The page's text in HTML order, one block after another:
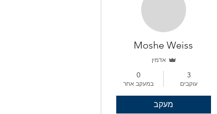
Moshe Weiss
אדמין
3
עוקבים
0
במעקב אחר
מעקב